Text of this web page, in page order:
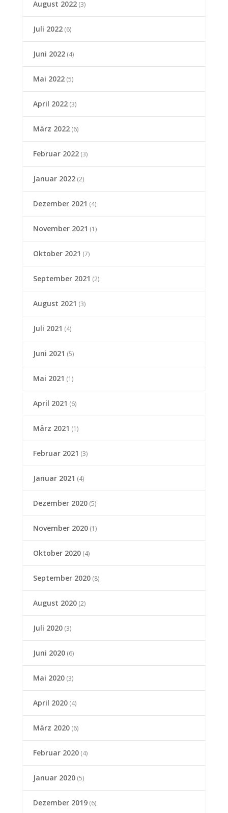
August 2022(3)
Juli 2022(6)
Juni 2022(4)
Mai 2022(5)
April 2022(3)
März 2022(6)
Februar 2022(3)
Januar 2022(2)
Dezember 2021 (4)
November 2021 (1)
Oktober 2021 (7)
September 2021 (2)
August 2021 (3)
Juli 2021 (4)
Juni 2021 (5)
Mai 2021 (1)
April 2021 (6)
März 2021 (1)
Februar 2021 (3)
Januar 2021 (4)
Dezember 2020(5)
November 2020(1)
Oktober 2020(4)
September 2020(8)
August 2020(2)
Juli 2020(3)
Juni 2020(6)
Mai 2020(3)
April 2020(4)
März 2020(6)
Februar 2020(4)
Januar 2020(5)
Dezember 2019(6)